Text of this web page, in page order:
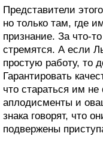
Представители
но только там, где
признание. За что-
стремятся. А если
простую работу, то
Гарантировать
что стараться им
аплодисменты и
знака говорят, что
подвержены